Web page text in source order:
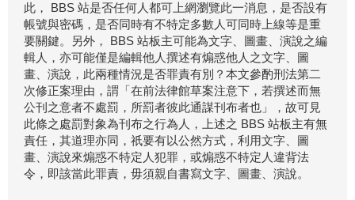
此， BBS 站是否任何人都可上網瀏覽此一消息，是否設有
帳號與密碼，是否同時有不特定多數人可同時上線等是重
要關鍵。另外， BBS 站板主可能為文字、圖畫、演說之編
輯人，亦可能僅是編輯他人撰述有煽惑他人之文字、圖
畫、演說，此兩種情況是否罪責有別？本文參酌刑法第二
次修正案理由，謂「在前法律館草案注意下，若撰述而無
公刊之意者不處罰，所罰者彼此通謀刊布者也」，故可見
此條之處罰對象為刊布之行為人，上述之 BBS 站板主有無
責任，其道理亦同，祇要有以公然方式，利用文字、圖
畫、演說來煽惑不特定人犯罪，或煽惑不特定人違背法
令，即該當此罪責，毋須親自書寫文字、圖畫、演說。